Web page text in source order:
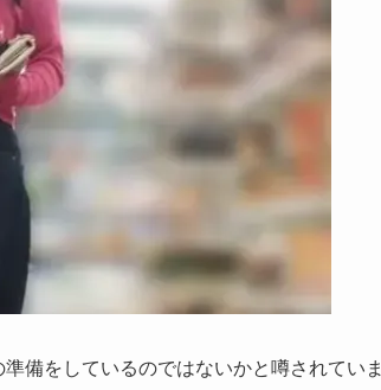
備をしているのではないかと噂されていま